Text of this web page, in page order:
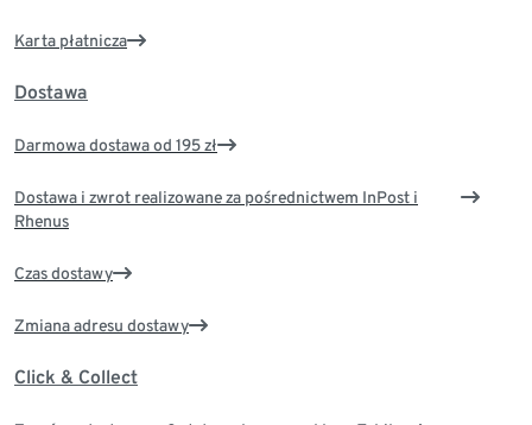
Karta płatnicza
Dostawa
Darmowa dostawa od 195 zł
Dostawa i zwrot realizowane za pośrednictwem InPost i
Rhenus
Czas dostawy
Zmiana adresu dostawy
Click & Collect